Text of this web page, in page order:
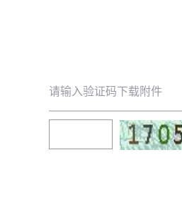
请输入验证码下载附件